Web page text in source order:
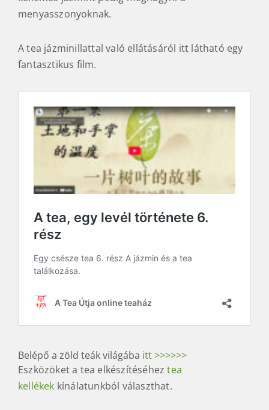
menyasszonyoknak.
A tea jázminillattal való ellátásáról itt látható egy
fantasztikus film.
Belépő a zöld teák világába itt >>>>>>
Eszközöket a tea elkészítéséhez
tea
kellékek kínálatunkból választhat.